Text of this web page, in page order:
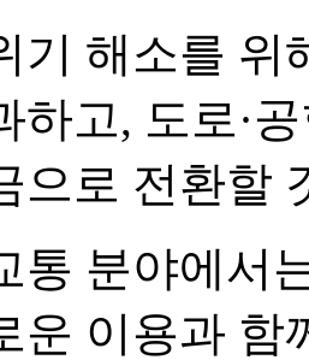
기 해소를 위
하고, 도로·
으로 전환할
통 분야에서
운 이용과 함